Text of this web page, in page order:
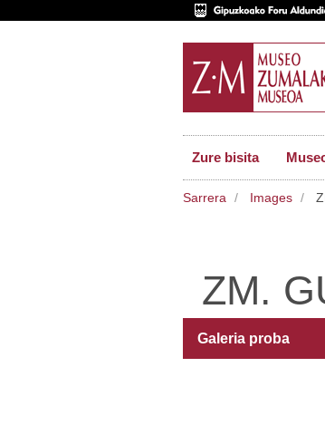
Zure bisita
Sarrera Images
ZM.
Galeria proba